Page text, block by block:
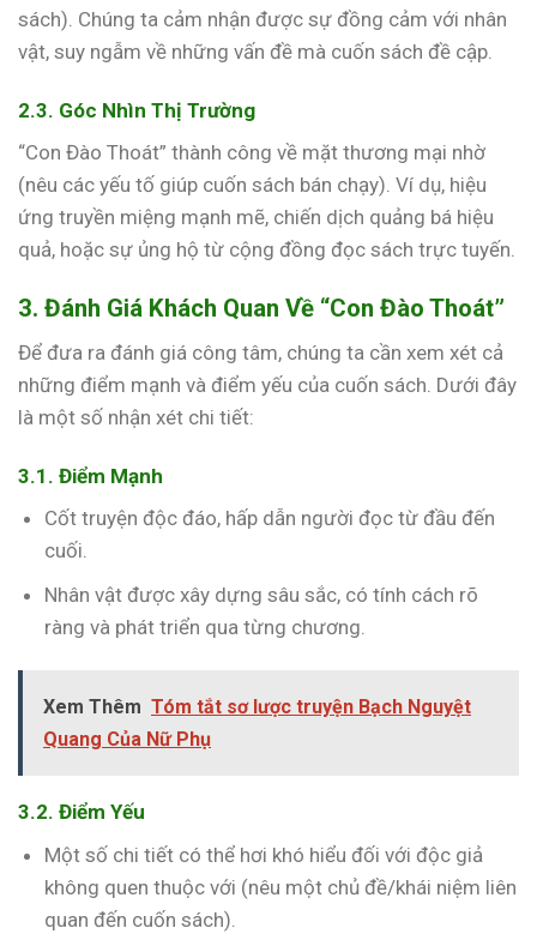
sách). Chúng ta cảm nhận được sự đồng cảm với nhân
vật, suy ngẫm về những vấn đề mà cuốn sách đề cập.
2.3. Góc Nhìn Thị Trường
“Con Đào Thoát” thành công về mặt thương mại nhờ
(nêu các yếu tố giúp cuốn sách bán chạy). Ví dụ, hiệu
ứng truyền miệng mạnh mẽ, chiến dịch quảng bá hiệu
quả, hoặc sự ủng hộ từ cộng đồng đọc sách trực tuyến.
3. Đánh Giá Khách Quan Về “Con Đào Thoát”
Để đưa ra đánh giá công tâm, chúng ta cần xem xét cả
những điểm mạnh và điểm yếu của cuốn sách. Dưới đây
là một số nhận xét chi tiết:
3.1. Điểm Mạnh
Cốt truyện độc đáo, hấp dẫn người đọc từ đầu đến
cuối.
Nhân vật được xây dựng sâu sắc, có tính cách rõ
ràng và phát triển qua từng chương.
Xem Thêm Tóm tắt sơ lược truyện Bạch Nguyệt
Quang Của Nữ Phụ
3.2. Điểm Yếu
Một số chi tiết có thể hơi khó hiểu đối với độc giả
không quen thuộc với (nêu một chủ đề/khái niệm liên
quan đến cuốn sách).